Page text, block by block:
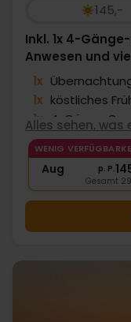
145,-
Inkl. 1x 4-
Anwesen und
1x
1x köstliches
1x 4-Gänge
∞ Burgführung
∞ Gratis
Alles sehen,
WENIG
Aug p. P.
Gesamt